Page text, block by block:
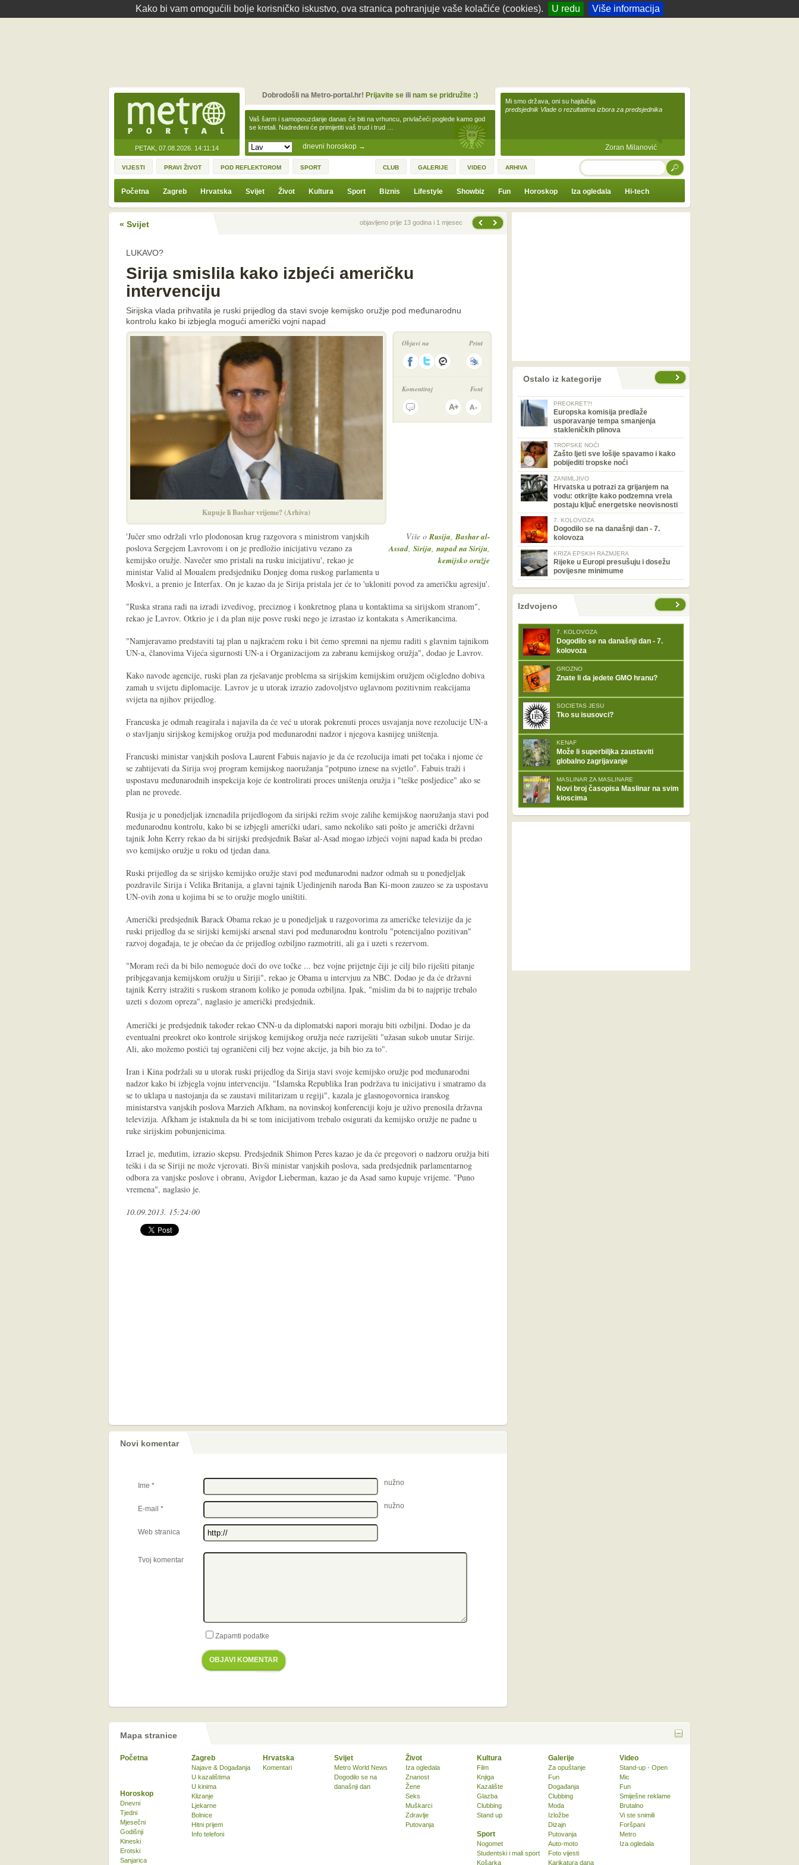
Kako bi vam omogućili bolje korisničko iskustvo, ova stranica pohranjuje vaše kolačiće (cookies). U redu Više informacija
PETAK, 07.08.2026. 14:11:14 dnevni horoskop →
Vaš šarm i samopouzdanje danas će biti na vrhuncu, privlačeći poglede kamo god
se kretali. Nadređeni će primijetiti vaš trud i trud …
Dobrodošli na Metro-portal.hr! Prijavite seili nam se pridružite :)
Mi smo država, oni su hajdučija
predsjednik Vlade o rezultatima izbora za predsjednika
Zoran Milanović
VIJESTI PRAVI ŽIVOT POD REFLEKTOROM SPORT CLUB GALERIJE VIDEO ARHIVA TRAŽI
Početna Zagreb Hrvatska Svijet Život Kultura Sport Biznis Lifestyle Showbiz Fun Horoskop Iza ogledala Hi-tech
« Svijet Prethodna vijestobjavljeno prije 13 godina i 1 mjesec
LUKAVO?
Sirija smislila kako izbjeći američku
intervenciju
Sirijska vlada prihvatila je ruski prijedlog da stavi svoje kemijsko oružje pod međunarodnu
kontrolu kako bi izbjegla mogući američki vojni napad
Kupuje li Bashar vrijeme? (Arhiva)
Objavi na Print
Komentiraj Font
Više oRusija,Bashar al-
Assad, Sirija, napad na Siriju,
kemijsko oružje
'Jučer smo održali vrlo plodonosan krug razgovora s ministrom vanjskih
poslova Sergejem Lavrovom i on je predložio inicijativu vezano za
kemijsko oružje. Navečer smo pristali na rusku inicijativu', rekao je
ministar Valid al Moualem predsjedniku Donjeg doma ruskog parlamenta u
Moskvi, a prenio je Interfax. On je kazao da je Sirija pristala jer će to 'ukloniti povod za američku agresiju'.
"Ruska strana radi na izradi izvedivog, preciznog i konkretnog plana u kontaktima sa sirijskom stranom",
rekao je Lavrov. Otkrio je i da plan nije posve ruski nego je izrastao iz kontakata s Amerikancima.
"Namjeravamo predstaviti taj plan u najkraćem roku i bit ćemo spremni na njemu raditi s glavnim tajnikom
UN-a, članovima Vijeća sigurnosti UN-a i Organizacijom za zabranu kemijskog oružja", dodao je Lavrov.
Kako navode agencije, ruski plan za rješavanje problema sa sirijskim kemijskim oružjem očigledno dobiva
zamah u svijetu diplomacije. Lavrov je u utorak izrazio zadovoljstvo uglavnom pozitivnim reakcijama
svijeta na njihov prijedlog.
Francuska je odmah reagirala i najavila da će već u utorak pokrenuti proces usvajanja nove rezolucije UN-a
o stavljanju sirijskog kemijskog oružja pod međunarodni nadzor i njegova kasnijeg uništenja.
Francuski ministar vanjskih poslova Laurent Fabuis najavio je da će rezolucija imati pet točaka i njome će
se zahtijevati da Sirija svoj program kemijskog naoružanja "potpuno iznese na svjetlo". Fabuis traži i
uspostavu međunarodnih inspekcija koje će kontrolirati proces uništenja oružja i "teške posljedice" ako se
plan ne provede.
Rusija je u ponedjeljak iznenadila prijedlogom da sirijski režim svoje zalihe kemijskog naoružanja stavi pod
međunarodnu kontrolu, kako bi se izbjegli američki udari, samo nekoliko sati pošto je američki državni
tajnik John Kerry rekao da bi sirijski predsjednik Bašar al-Asad mogao izbjeći vojni napad kada bi predao
svo kemijsko oružje u roku od tjedan dana.
Ruski prijedlog da se sirijsko kemijsko oružje stavi pod međunarodni nadzor odmah su u ponedjeljak
pozdravile Sirija i Velika Britanija, a glavni tajnik Ujedinjenih naroda Ban Ki-moon zauzeo se za uspostavu
UN-ovih zona u kojima bi se to oružje moglo uništiti.
Američki predsjednik Barack Obama rekao je u ponedjeljak u razgovorima za američke televizije da je
ruski prijedlog da se sirijski kemijski arsenal stavi pod međunarodnu kontrolu "potencijalno pozitivan"
razvoj događaja, te je obećao da će prijedlog ozbiljno razmotriti, ali ga i uzeti s rezervom.
"Moram reći da bi bilo nemoguće doći do ove točke ... bez vojne prijetnje čiji je cilj bilo riješiti pitanje
pribjegavanja kemijskom oružju u Siriji", rekao je Obama u intervjuu za NBC. Dodao je da će državni
tajnik Kerry istražiti s ruskom stranom koliko je ponuda ozbiljna. Ipak, "mislim da bi to najprije trebalo
uzeti s dozom opreza", naglasio je američki predsjednik.
Američki je predsjednik također rekao CNN-u da diplomatski napori moraju biti ozbiljni. Dodao je da
eventualni preokret oko kontrole sirijskog kemijskog oružja neće razriješiti "užasan sukob unutar Sirije.
Ali, ako možemo postići taj ograničeni cilj bez vojne akcije, ja bih bio za to".
Iran i Kina podržali su u utorak ruski prijedlog da Sirija stavi svoje kemijsko oružje pod međunarodni
nadzor kako bi izbjegla vojnu intervenciju. "Islamska Republika Iran podržava tu inicijativu i smatramo da
se to uklapa u nastojanja da se zaustavi militarizam u regiji", kazala je glasnogovornica iranskog
ministarstva vanjskih poslova Marzieh Afkham, na novinskoj konferenciji koju je uživo prenosila državna
televizija. Afkham je istaknula da bi se tom inicijativom trebalo osigurati da kemijsko oružje ne padne u
ruke sirijskim pobunjenicima.
Izrael je, međutim, izrazio skepsu. Predsjednik Shimon Peres kazao je da će pregovori o nadzoru oružja biti
teški i da se Siriji ne može vjerovati. Bivši ministar vanjskih poslova, sada predsjednik parlamentarnog
odbora za vanjske poslove i obranu, Avigdor Lieberman, kazao je da Asad samo kupuje vrijeme. "Puno
vremena", naglasio je.
10.09.2013. 15:24:00
Novi komentar
Ime * nužno
E-mail * nužno
Web stranica
Tvoj komentar
Zapamti podatke
OBJAVI KOMENTAR
Ostalo iz kategorije
PREOKRET?!
Europska komisija predlaže
usporavanje tempa smanjenja
stakleničkih plinova
TROPSKE NOĆI
Zašto ljeti sve lošije spavamo i kako
pobijediti tropske noći
ZANIMLJIVO
Hrvatska u potrazi za grijanjem na
vodu: otkrijte kako podzemna vrela
postaju ključ energetske neovisnosti
7. KOLOVOZA
Dogodilo se na današnji dan - 7.
kolovoza
KRIZA EPSKIH RAZMJERA
Rijeke u Europi presušuju i dosežu
povijesne minimume
nema prethodne stranice
sljedećeIzdvojeno
7. KOLOVOZA
Dogodilo se na današnji dan - 7.
kolovoza
GROZNO
Znate li da jedete GMO hranu?
SOCIETAS JESU
Tko su isusovci?
KENAF
Može li superbiljka zaustaviti
globalno zagrijavanje
MASLINAR ZA MASLINARE
Novi broj časopisa Maslinar na svim
kioscima
Mapa stranice
Početna Zagreb
Najave & Događanja
U kazalištima
U kinima
Klizanje
Ljekarne
Bolnice
Hitni prijem
Info telefoni
Hrvatska
Komentari
Svijet
Metro World News
Dogodilo se na
današnji dan
Život
Iza ogledala
Znanost
Žene
Seks
Muškarci
Zdravlje
Putovanja
Kultura
Film
Knjiga
Kazalište
Glazba
Clubbing
Stand up
Sport
Nogomet
Studentski i mali sport
Košarka
Horoskop
Dnevni
Tjedni
Mjesečni
Godišnji
Kineski
Erotski
Sanjarica
Galerije
Za opuštanje
Fun
Događanja
Clubbing
Moda
Izložbe
Dizajn
Putovanja
Auto-moto
Foto vijesti
Karikatura dana
Video
Stand-up - Open
Mic
Fun
Smiješne reklame
Brutalno
Vi ste snimili
Foršpani
Metro
Iza ogledala